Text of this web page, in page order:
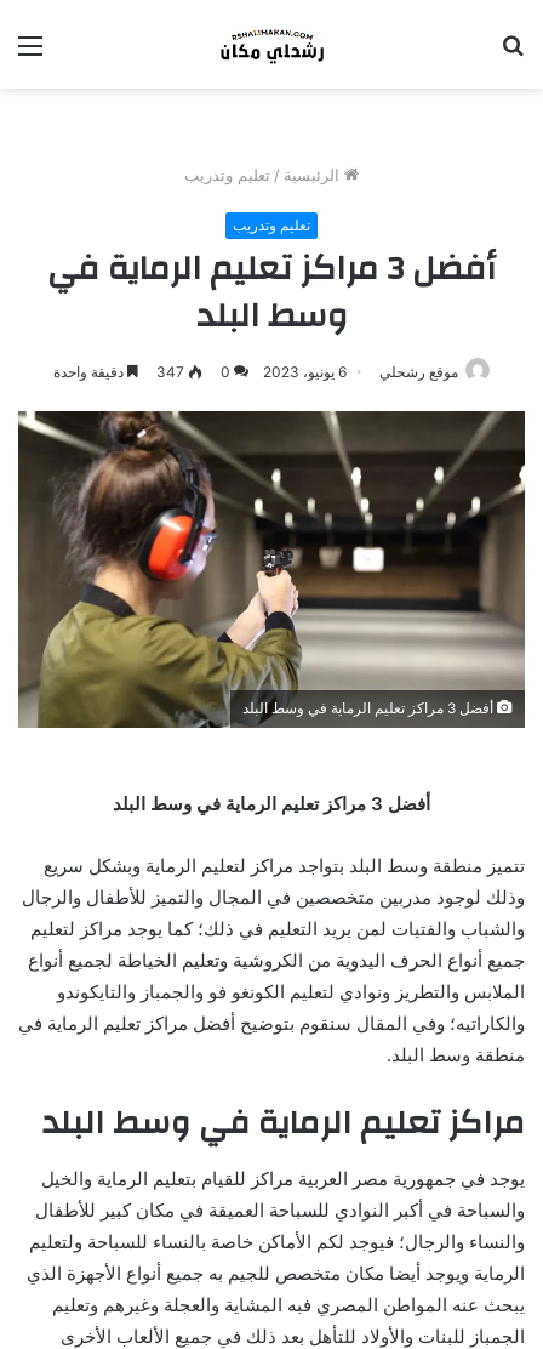
الرئيسية / تعليم وتدريب
تعليم وتدريب
أفضل 3 مراكز تعليم الرماية في
وسط البلد
موقع رشحلي 6 يونيو، 2023 0
347 دقيقة واحدة
أفضل 3 مراكز تعليم الرماية في وسط البلد
أفضل 3 مراكز تعليم الرماية في وسط البلد
تتميز منطقة وسط البلد بتواجد مراكز لتعليم الرماية وبشكل سريع
وذلك لوجود مدربين متخصصين في المجال والتميز للأطفال والرجال
والشباب والفتيات لمن يريد التعليم في ذلك؛ كما يوجد مراكز لتعليم
جميع أنواع الحرف اليدوية من الكروشية وتعليم الخياطة لجميع أنواع
الملابس والتطريز ونوادي لتعليم الكونغو فو والجمباز والتايكوندو
والكاراتيه؛ وفي المقال سنقوم بتوضيح أفضل مراكز تعليم الرماية في
منطقة وسط البلد.
مراكز تعليم الرماية في وسط البلد
يوجد في جمهورية مصر العربية مراكز للقيام بتعليم الرماية والخيل
والسباحة في أكبر النوادي للسباحة العميقة في مكان كبير للأطفال
والنساء والرجال؛ فيوجد لكم الأماكن خاصة بالنساء للسباحة ولتعليم
الرماية ويوجد أيضا مكان متخصص للجيم به جميع أنواع الأجهزة الذي
يبحث عنه المواطن المصري فبه المشاية والعجلة وغيرهم وتعليم
الجمباز للبنات والأولاد للتأهل بعد ذلك في جميع الألعاب الأخرى